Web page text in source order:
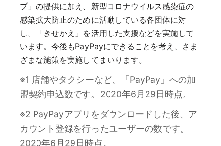
プ」の提供に加え、新型コロナウイルス感染症の
感染拡大防止のために活動している各団体に対
し、「きせかえ」を活用した支援などを実施して
います。今後もPayPayにできることを考え、さま
ざまな施策を実施してまいります。
※1 店舗やタクシーなど、「PayPay」への加
盟契約申込数です。2020年6月29日時点。
※2 PayPayアプリをダウンロードした後、ア
カウント登録を行ったユーザーの数です。
2020年6月29日時点。